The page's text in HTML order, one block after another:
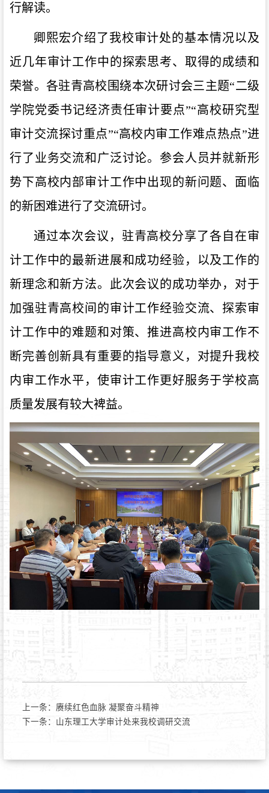
行解读。
卿熙宏介绍了我校审计处的基本情况以及
近几年审计工作中的探索思考、取得的成绩和
荣誉。各驻青高校围绕本次研讨会三主题“二级
学院党委书记经济责任审计要点”“高校研究型
审计交流探讨重点”“高校内审工作难点热点”进
行了业务交流和广泛讨论。参会人员并就新形
势下高校内部审计工作中出现的新问题、面临
的新困难进行了交流研讨。
通过本次会议，驻青高校分享了各自在审
计工作中的最新进展和成功经验，以及工作的
新理念和新方法。此次会议的成功举办，对于
加强驻青高校间的审计工作经验交流、探索审
计工作中的难题和对策、推进高校内审工作不
断完善创新具有重要的指导意义，对提升我校
内审工作水平，使审计工作更好服务于学校高
质量发展有较大裨益。
上一条： 赓续红色血脉 凝聚奋斗精神
下一条： 山东理工大学审计处来我校调研交流